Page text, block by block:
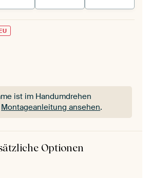
ist im Handumdrehen
Montageanleitung ansehen.
ist im Handumdrehen
Montageanleitung ansehen
Optionen